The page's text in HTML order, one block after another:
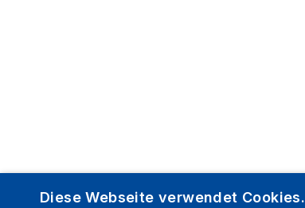
Diese Webseite verwendet Cookies.